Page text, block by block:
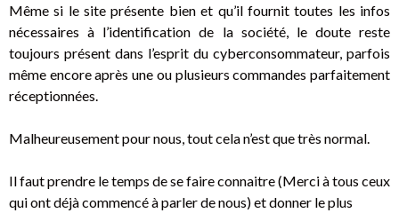
Même si le site présente bien et qu’il fournit toutes les infos
nécessaires à l’identification de la société, le doute reste
toujours présent dans l’esprit du cyberconsommateur, parfois
même encore après une ou plusieurs commandes parfaitement
réceptionnées.
Malheureusement pour nous, tout cela n’est que très normal.
Il faut prendre le temps de se faire connaitre (Merci à tous ceux
qui ont déjà commencé à parler de nous) et donner le plus